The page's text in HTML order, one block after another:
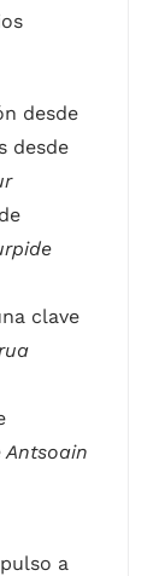
desde
desde
clave
Antsoain
a